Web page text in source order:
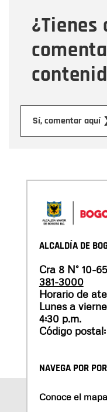
¿Tienes
Sí, comentar aquí
Mensaje
ALCALDÍA DE
Cra 8 N° 10-
381-3000
Horario de
Lunes a
4:30 p.m.
Código postal:
NAVEGA POR
Conoce el